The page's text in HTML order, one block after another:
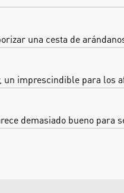
una cesta de
un imprescindible para los
demasiado bueno para